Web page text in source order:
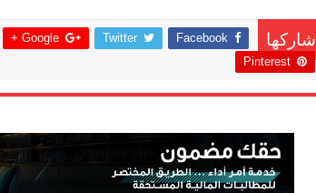
شاركها Facebook
Twitter
Google +
Pinterest